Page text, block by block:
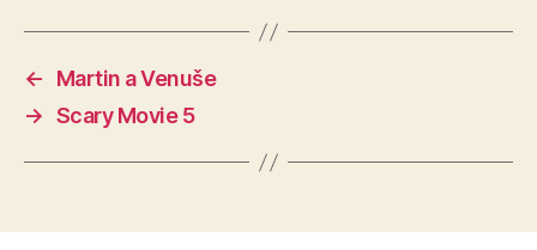
←
Martin a Venuše
→ Scary Movie 5